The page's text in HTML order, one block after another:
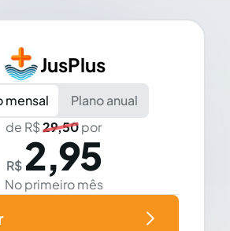
JusPlus
mensal
Plano anual
de R$29,50por
R$ 2,95
No primeiro mês